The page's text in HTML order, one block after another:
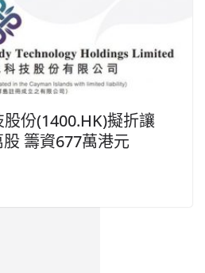
股份(1400.HK)擬折讓
籌資677萬港元